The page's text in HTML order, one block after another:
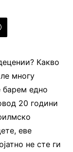
Какво
многу
барем едно
20 години
еве
не сте ги